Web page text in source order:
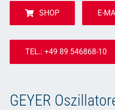
SHOP E-
TEL.: +49 89 546868-10
GEYER